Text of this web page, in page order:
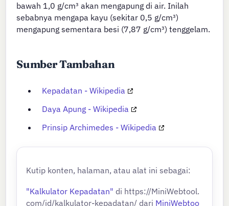
bawah 1,0 g/cm³ akan mengapung di air. Inilah
sebabnya mengapa kayu (sekitar 0,5 g/cm³)
mengapung sementara besi (7,87 g/cm³) tenggelam.
Sumber Tambahan
Kepadatan - Wikipedia
Daya Apung - Wikipedia
Prinsip Archimedes - Wikipedia
Kutip konten, halaman, atau alat ini sebagai:
"Kalkulator Kepadatan" di https://MiniWebtool.
com/id/kalkulator-kepadatan/ dari MiniWebtoo